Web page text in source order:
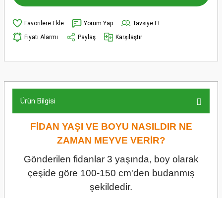
Yorum Yap
Tavsiye Et
Fiyatı Alarmı
Paylaş Karşılaştır
Ürün Bilgisi
FİDAN YAŞI VE BOYU NASILDIR NE
ZAMAN MEYVE VERİR?
Gönderilen fidanlar 3 yaşında, boy olarak
çeşide göre 100-150 cm'den budanmış
şekildedir.